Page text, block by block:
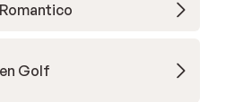
Golf